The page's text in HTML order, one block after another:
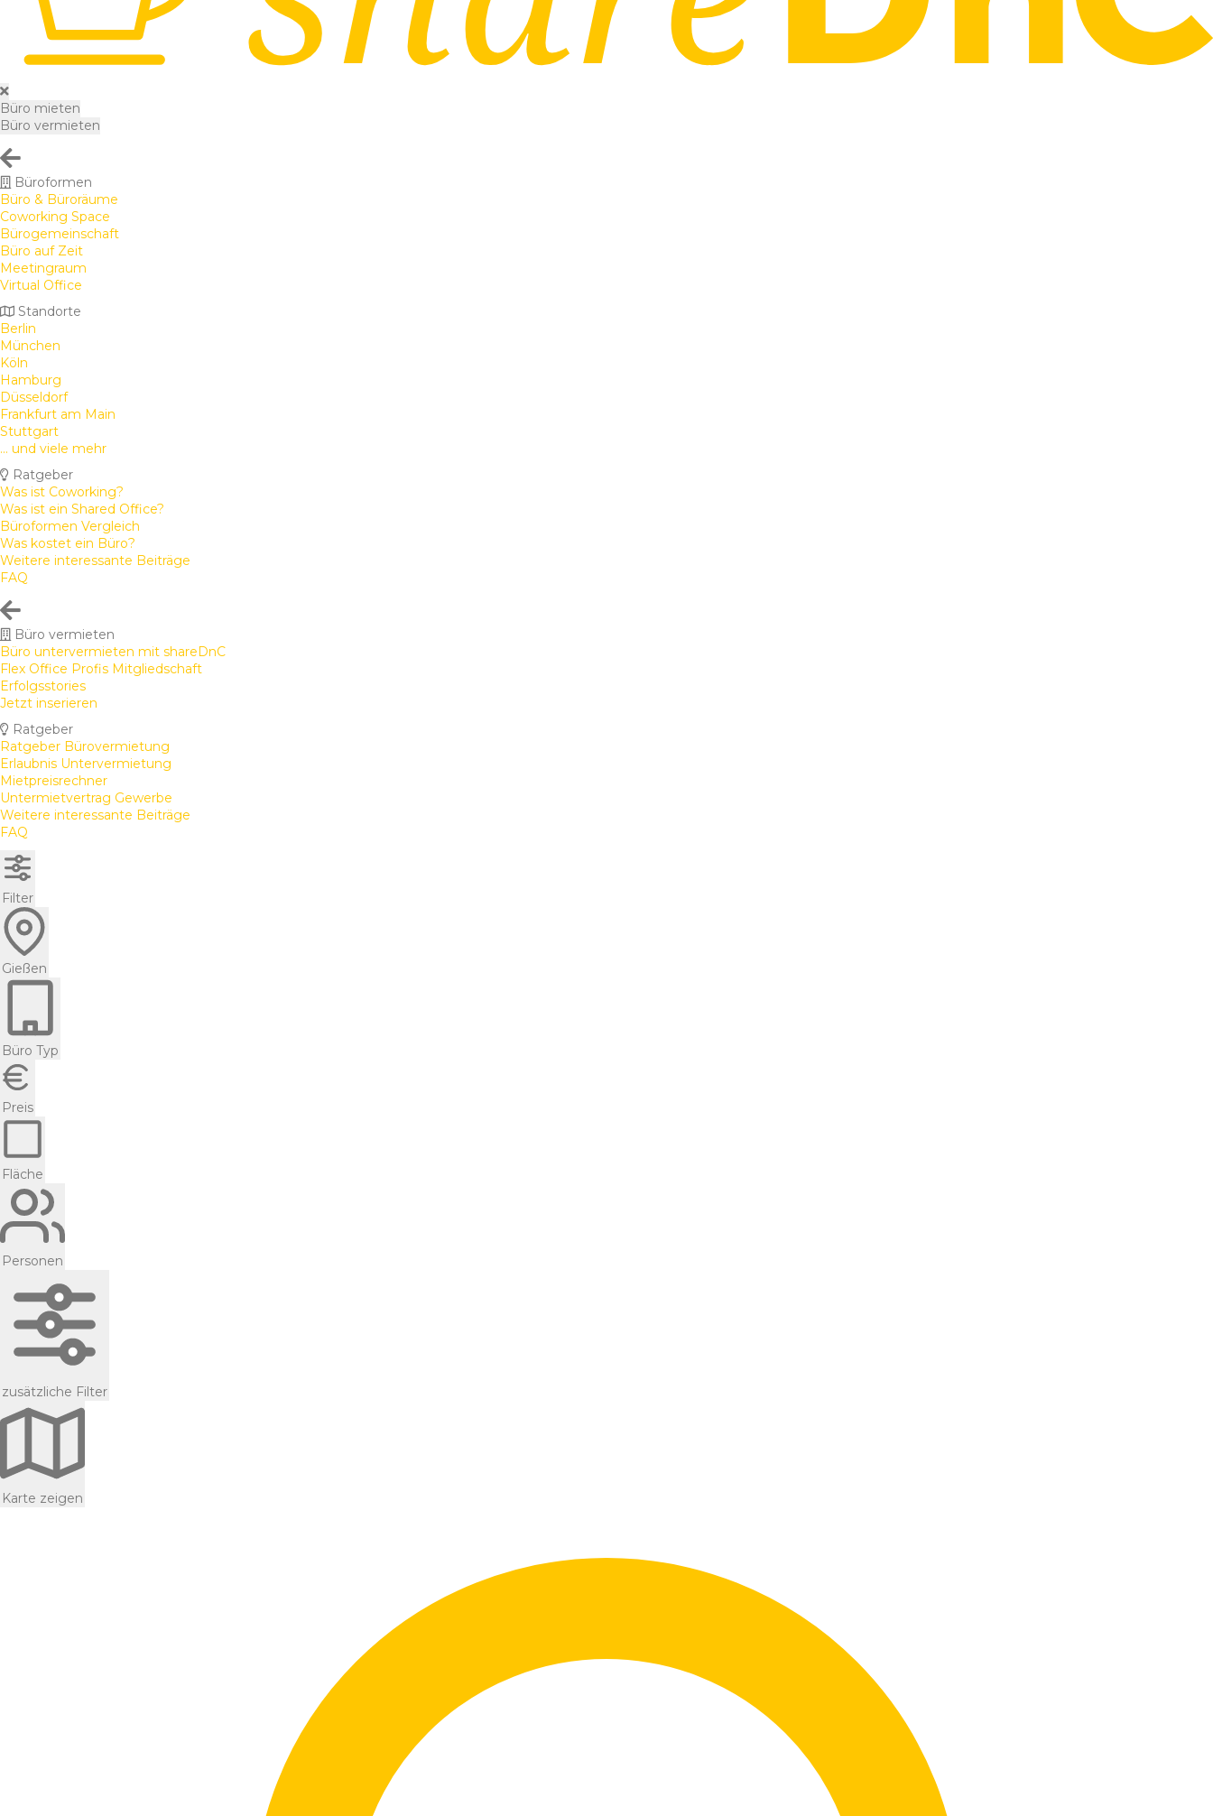
Büro mieten
Büro vermieten
Büroformen
Büro & Büroräume
Coworking Space
Bürogemeinschaft
Büro auf Zeit
Meetingraum
Virtual Office
Standorte
Berlin
München
Köln
Hamburg
Düsseldorf
Frankfurt am Main
Stuttgart
... und viele mehr
Ratgeber
Was ist Coworking?
Was ist ein Shared Office?
Büroformen Vergleich
Was kostet ein Büro?
Weitere interessante Beiträge
FAQ
Büro vermieten
Büro untervermieten mit shareDnC
Flex Office Profis Mitgliedschaft
Erfolgsstories
Jetzt inserieren
Ratgeber
Ratgeber Bürovermietung
Erlaubnis Untervermietung
Mietpreisrechner
Untermietvertrag Gewerbe
Weitere interessante Beiträge
FAQ
Filter
Gießen
Büro Typ
Preis
Fläche
Personen
zusätzliche Filter
Karte zeigen